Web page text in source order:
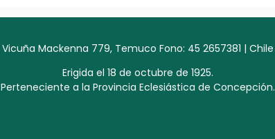
Vicuña Mackenna 779, Temuco Fono: 45 2657381 | Chile
Erigida el 18 de octubre de 1925.
Perteneciente a la Provincia Eclesiástica de Concepción.